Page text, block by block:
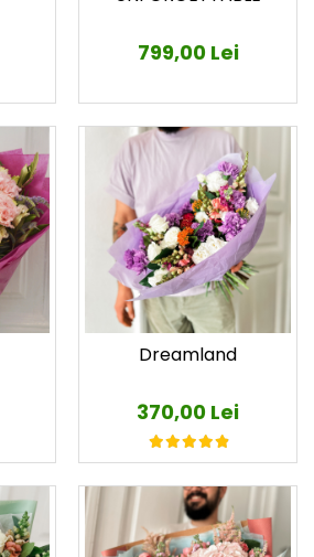
799,00 Lei
Dreamland
370,00 Lei